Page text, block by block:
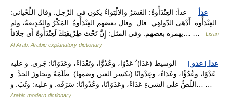
عدأ — عدأ: العِنْدَأْوةُ: العَسَرُ والالْتِواءُ يكون في الرِّجل. وقال اللِّحْياني:
العِنْدَأْوة: أَدْهَى الدّواهِي. قال: وقال بعضهم العِنْدَأْوةُ: المَكْرُ والخَدِيعةُ، ولم
Lisan
Al Arab. Arabic explanatory dictionary
عدا | عدو | — الوسيط (عَدَا) ُ عَدْوًا، وعُدُوًّا، وتَعْدَاءً، وعَدَوَانًا: جَرى. و عليه
عَدْوًا، وعُدُوًّا، وعَدَاءً، وعِدْوانًا (بكسر العين وضمها): ظَلَمَهُ وتجاوزَ الحدَّ. و
Arabic modern dictionary